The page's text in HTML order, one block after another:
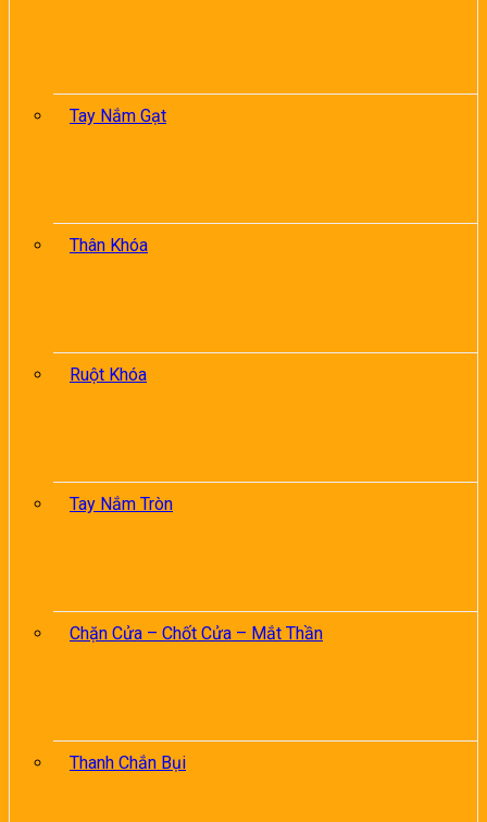
Tay Nắm Gạt
Thân Khóa
Ruột Khóa
Tay Nắm Tròn
Chặn Cửa – Chốt Cửa – Mắt Thần
Thanh Chắn Bụi